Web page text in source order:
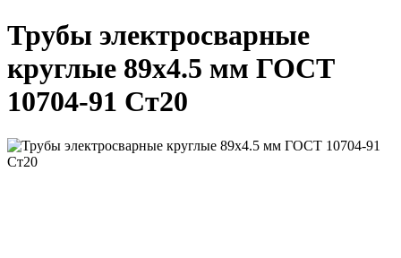
Трубы электросварные
круглые 89x4.5 мм ГОСТ
10704-91 Ст20